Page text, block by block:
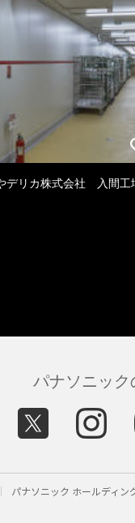
デリカ株式会社 入間工
パナソニック
パナソニック ホールディン